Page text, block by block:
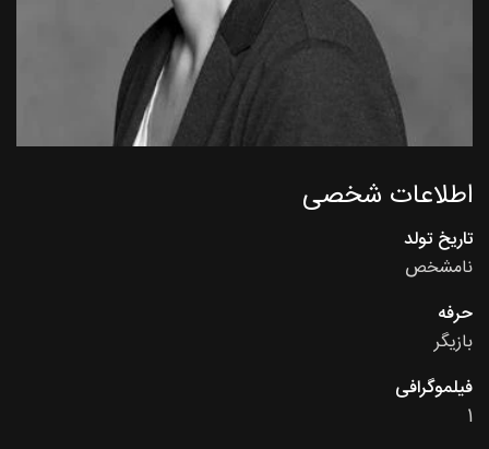
اطلاعات شخصی
تاریخ تولد
نامشخص
حرفه
بازیگر
فیلموگرافی
1